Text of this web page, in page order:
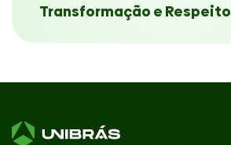
Transformação e Respeito